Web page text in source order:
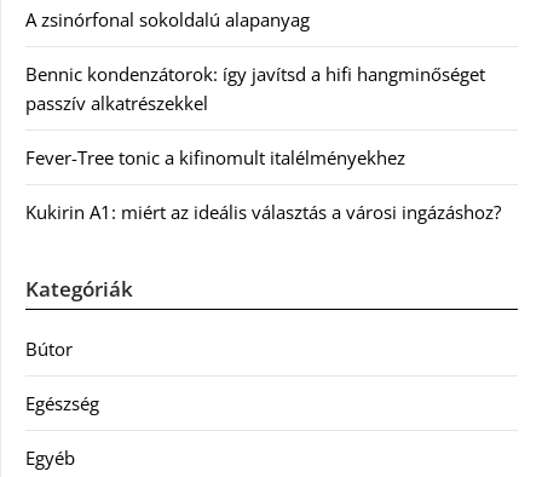
A zsinórfonal sokoldalú alapanyag
Bennic kondenzátorok: így javítsd a hifi hangminőséget
passzív alkatrészekkel
Fever-Tree tonic a kifinomult italélményekhez
Kukirin A1: miért az ideális választás a városi ingázáshoz?
Kategóriák
Bútor
Egészség
Egyéb